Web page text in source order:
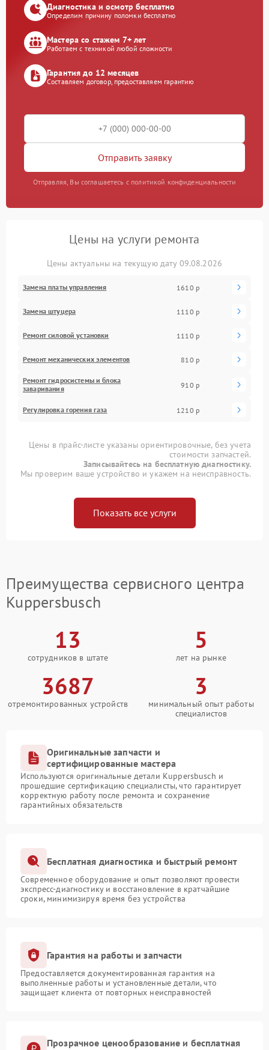
Диагностика и осмотр бесплатно
Определим причину поломки бесплатно
Мастера со стажем 7+ лет
Работаем с техникой любой сложности
Гарантия до 12 месяцев
Составляем договор, предоставляем гарантию
Отправить заявку
Отправляя, Вы соглашаетесь с политикой конфиденциальности
Цены на услуги ремонта
Цены актуальны на текущую дату 09.08.2026
Замена платы управления 1610 р
Замена штуцера 1110 р
Ремонт силовой установки 1110 р
Ремонт механических элементов 810 р
Ремонт гидросистемы и блока
заваривания
910 р
Регулировка горения газа 1210 р
Цены в прайс-листе указаны ориентировочные, без учета
стоимости запчастей.
Записывайтесь на бесплатную диагностику.
Мы проверим ваше устройство и укажем на неисправность.
Показать все услуги
Преимущества сервисного центра
Kuppersbusch
13
сотрудников в штате
5
лет на рынке
3687
отремонтированных устройств
3
минимальный опыт работы
специалистов
Оригинальные запчасти и
сертифицированные мастера
Используются оригинальные детали Kuppersbusch и
прошедшие сертификацию специалисты, что гарантирует
корректную работу после ремонта и сохранение
гарантийных обязательств
Бесплатная диагностика и быстрый ремонт
Современное оборудование и опыт позволяют провести
экспресс-диагностику и восстановление в кратчайшие
сроки, минимизируя время без устройства
Гарантия на работы и запчасти
Предоставляется документированная гарантия на
выполненные работы и установленные детали, что
защищает клиента от повторных неисправностей
Прозрачное ценообразование и бесплатная